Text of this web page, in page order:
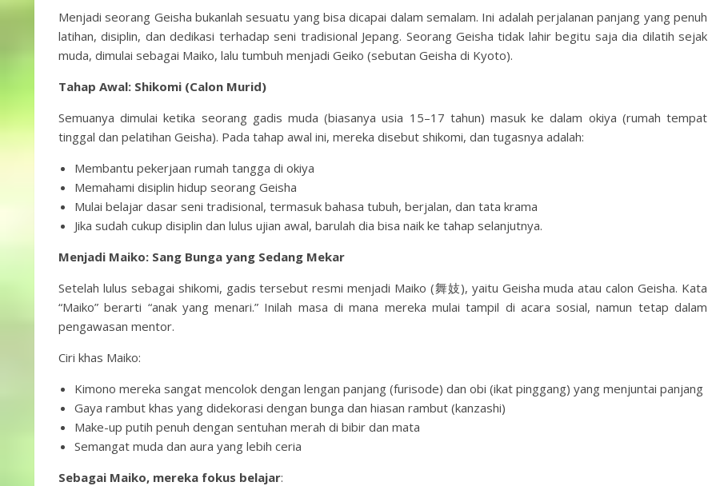
Menjadi seorang Geisha bukanlah sesuatu yang bisa dicapai dalam semalam. Ini adalah perjalanan panjang yang penuh
latihan, disiplin, dan dedikasi terhadap seni tradisional Jepang. Seorang Geisha tidak lahir begitu saja dia dilatih sejak
muda, dimulai sebagai Maiko, lalu tumbuh menjadi Geiko (sebutan Geisha di Kyoto).
Tahap Awal: Shikomi (Calon Murid)
Semuanya dimulai ketika seorang gadis muda (biasanya usia 15–17 tahun) masuk ke dalam okiya (rumah tempat
tinggal dan pelatihan Geisha). Pada tahap awal ini, mereka disebut shikomi, dan tugasnya adalah:
Membantu pekerjaan rumah tangga di okiya
Memahami disiplin hidup seorang Geisha
Mulai belajar dasar seni tradisional, termasuk bahasa tubuh, berjalan, dan tata krama
Jika sudah cukup disiplin dan lulus ujian awal, barulah dia bisa naik ke tahap selanjutnya.
Menjadi Maiko: Sang Bunga yang Sedang Mekar
Setelah lulus sebagai shikomi, gadis tersebut resmi menjadi Maiko (舞妓), yaitu Geisha muda atau calon Geisha. Kata
“Maiko” berarti “anak yang menari.” Inilah masa di mana mereka mulai tampil di acara sosial, namun tetap dalam
pengawasan mentor.
Ciri khas Maiko:
Kimono mereka sangat mencolok dengan lengan panjang (furisode) dan obi (ikat pinggang) yang menjuntai panjang
Gaya rambut khas yang didekorasi dengan bunga dan hiasan rambut (kanzashi)
Make-up putih penuh dengan sentuhan merah di bibir dan mata
Semangat muda dan aura yang lebih ceria
Sebagai Maiko, mereka fokus belajar: